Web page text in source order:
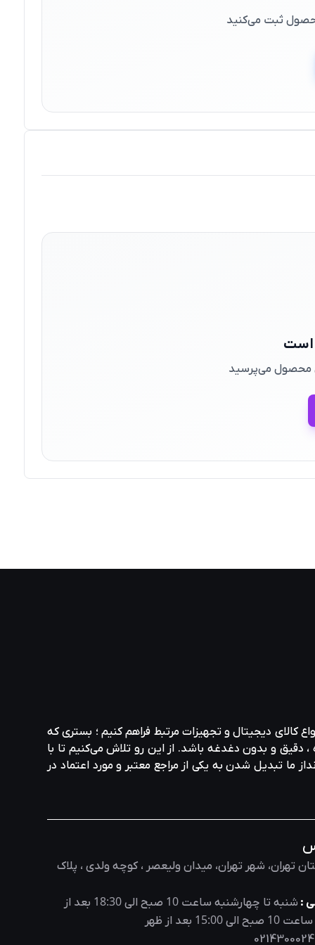
محصول ثبت می‌کنید
است
محصول می‌پرسید
کالای دیجیتال و تجهیزات مرتبط فراهم کنیم ؛ بستری که
دقیق و بدون دغدغه باشد. از این رو تلاش می‌کنیم تا با
ما تبدیل شدن به یکی از مراجع معتبر و مورد اعتماد در
تهران، شهر تهران، میدان ولیعصر ، کوچه ولدی ، پلاک
: شنبه تا چهارشنبه ساعت صبح الی 18:30 بعد از
ساعت
صبح الی 15:00 بعد از ظهر